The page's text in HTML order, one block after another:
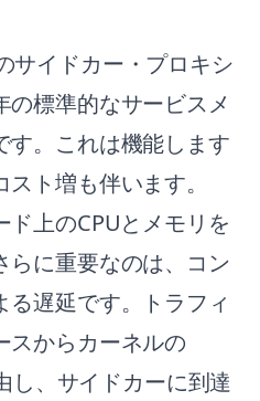
サイドカー・プロキシ
標準的なサービスメ
す。これは機能します
ト増も伴います。
上のCPUとメモリを
らに重要なのは、コン
遅延です。トラフィ
スからカーネルの
し、サイドカーに到達